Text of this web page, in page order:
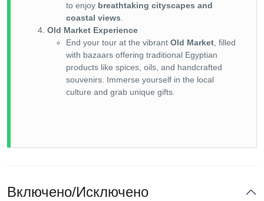
to enjoy breathtaking cityscapes and
coastal views.
Old Market Experience
End your tour at the vibrant Old Market, filled
with bazaars offering traditional Egyptian
products like spices, oils, and handcrafted
souvenirs. Immerse yourself in the local
culture and grab unique gifts.
Включено/Исключено